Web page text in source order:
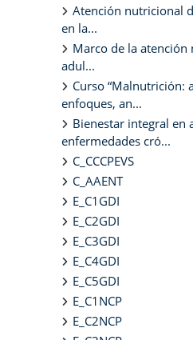
Atención nutricional
en la...
Marco de la
adul...
Curso “Malnutrición:
enfoques, an...
Bienestar integral en
enfermedades cró...
C_CCCPEVS
C_AAENT
E_C1GDI
E_C2GDI
E_C3GDI
E_C4GDI
E_C5GDI
E_C1NCP
E_C2NCP